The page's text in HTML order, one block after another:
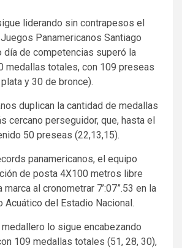
liderando sin contrapesos el
Panamericanos Santiago
día de competencias superó la
medallas totales, con 109 preseas
y 30 de bronce).
duplican la cantidad de medallas
cercano perseguidor, que, hasta el
50 preseas (22,13,15).
panamericanos, el equipo
de posta 4X100 metros libre
marca al cronometrar 7’:07”.53 en la
Acuático del Estadio Nacional.
lo sigue encabezando
109 medallas totales (51, 28, 30),